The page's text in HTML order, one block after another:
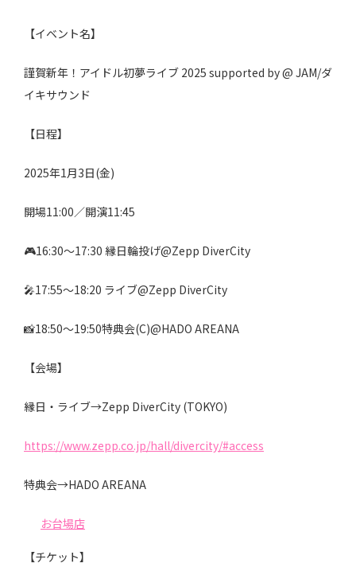
【イベント名】
謹賀新年！アイドル初夢ライブ 2025 supported by @ JAM/ダ
イキサウンド
【日程】
2025年1月3日(金)
開場11:00／開演11:45
🎮16:30〜17:30 縁日輪投げ@Zepp DiverCity
🎤17:55〜18:20 ライブ@Zepp DiverCity
📸18:50〜19:50特典会(C)@HADO AREANA
【会場】
縁日・ライブ→Zepp DiverCity (TOKYO)
https://www.zepp.co.jp/hall/divercity/#access
特典会→HADO AREANA
お台場店
【チケット】